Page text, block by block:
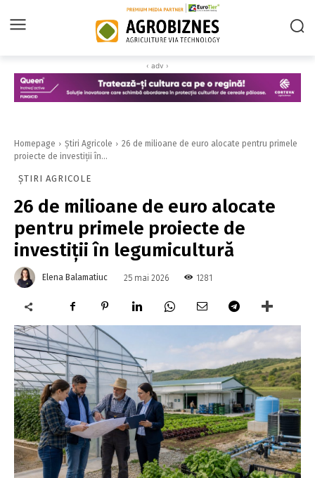
‹ adv ›
Homepage Știri Agricole
26 de milioane de euro alocate pentru primele
proiecte de investiții în...
ȘTIRI AGRICOLE
26 de milioane de euro alocate
pentru primele proiecte de
investiții în legumicultură
Elena Balamatiuc 25 mai 2026 1281